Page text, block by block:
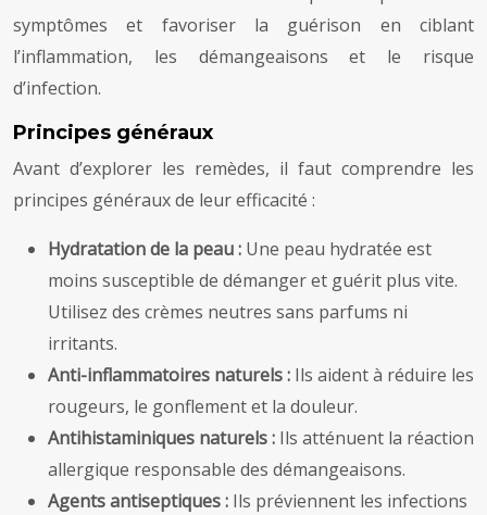
symptômes et favoriser la guérison en ciblant
l’inflammation, les démangeaisons et le risque
d’infection.
Principes généraux
Avant d’explorer les remèdes, il faut comprendre les
principes généraux de leur efficacité :
Hydratation de la peau : Une peau hydratée est
moins susceptible de démanger et guérit plus vite.
Utilisez des crèmes neutres sans parfums ni
irritants.
Anti-inflammatoires naturels : Ils aident à réduire les
rougeurs, le gonflement et la douleur.
Antihistaminiques naturels : Ils atténuent la réaction
allergique responsable des démangeaisons.
Agents antiseptiques : Ils préviennent les infections